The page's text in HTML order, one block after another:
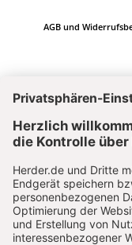
AGB und
Vertrag